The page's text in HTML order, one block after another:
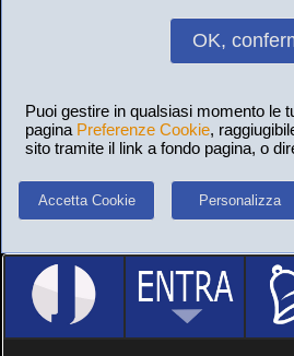
OK,
Puoi gestire in qualsiasi momento le
pagina Preferenze Cookie,
sito tramite il link a fondo pagina, o
Accetta Cookie Personalizza